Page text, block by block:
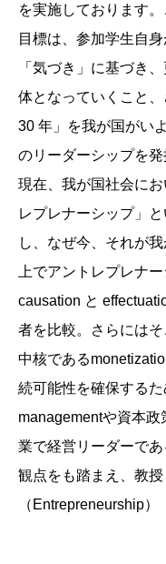
を実施しております
目標は、参加学生自
「気づき」に基づき
体となっていくこと
30 年」を我が国がい
のリーダーシップを発
現在、我が国社会に
レプレナーシップ」
し、なぜ今、それが
上でアントレプレナ
causation と
者を比較。さらには
中核である
続可能性を確保する
managementや資本
業で経営リーダーで
観点をも踏まえ、教授
（Entrepreneurship）